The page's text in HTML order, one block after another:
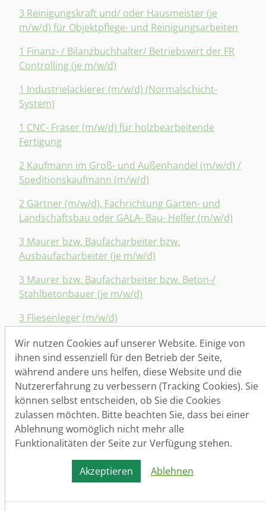
3 Reinigungskraft und/ oder Hausmeister (je
m/w/d) für Objektpflege- und Reinigungsarbeiten
1 Finanz- / Bilanzbuchhalter/ Betriebswirt der FR
Controlling (je m/w/d)
1 Industrielackierer (m/w/d) (Normalschicht-
System)
1 CNC- Fräser (m/w/d) für holzbearbeitende
Fertigung
2 Kaufmann im Groß- und Außenhandel (m/w/d) /
Speditionskaufmann (m/w/d)
2 Gärtner (m/w/d), Fachrichtung Garten- und
Landschaftsbau oder GALA- Bau- Helfer (m/w/d)
3 Maurer bzw. Baufacharbeiter bzw.
Ausbaufacharbeiter (je m/w/d)
3 Maurer bzw. Baufacharbeiter bzw. Beton-/
Stahlbetonbauer (je m/w/d)
3 Fliesenleger (m/w/d)
3 Elektromonteure (m/w/d)
3 Elektroniker/in für Feingerätetechnik/ SMD- /
THT- Technik, Löter/in
3 Metallurgen/ Verfahrensmechaniker (m/w/d) mit
Gabelstapler- und/oder Brückenkranfahrpraxis
3 Sanitär-, Heizungs-, Lüftungs- und
4.000 Euro brutto/ Monat + 13. Monatsgehalt)
Wir nutzen Cookies auf unserer Website. Einige von
ihnen sind essenziell für den Betrieb der Seite,
während andere uns helfen, diese Website und die
Nutzererfahrung zu verbessern (Tracking Cookies). Sie
können selbst entscheiden, ob Sie die Cookies
zulassen möchten. Bitte beachten Sie, dass bei einer
Ablehnung womöglich nicht mehr alle
Funktionalitäten der Seite zur Verfügung stehen.
Akzeptieren Ablehnen